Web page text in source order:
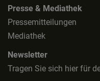
Presse & Mediathek
Pressemitteilungen
Mediathek
Newsletter
Tragen Sie sich hier für